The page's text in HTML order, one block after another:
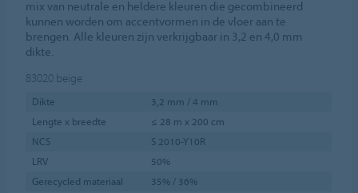
mix van neutrale en heldere kleuren die gecombineerd
kunnen worden om accentvormen in de vloer aan te
brengen. Alle kleuren zijn verkrijgbaar in 3,2 en 4,0 mm
dikte.
83020 beige
Dikte
3,2 mm / 4 mm
Lengte x breedte
≤ 28 m x 200 cm
NCS
S 2010-Y10R
LRV
50%
Gerecycled materiaal
35% / 36%